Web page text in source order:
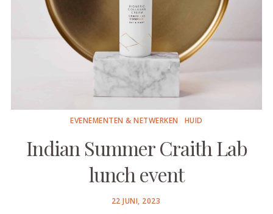
EVENEMENTEN & NETWERKEN HUID
Indian Summer Craith Lab
lunch event
POSTED
22 JUNI, 2023